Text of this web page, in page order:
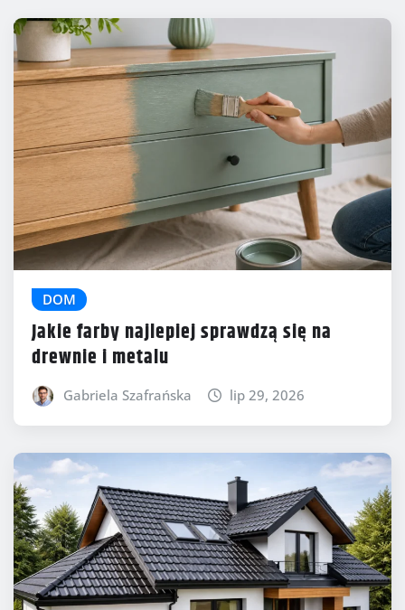
DOM
Jakie farby najlepiej sprawdzą się na
drewnie i metalu
Gabriela Szafrańska lip 29, 2026